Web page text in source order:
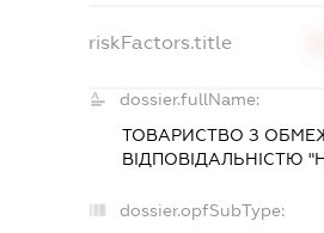
riskFactors.title
dossier.fullName:
ТОВАРИСТВО З
ВІДПОВІДАЛЬНІСТЮ
dossier.opfSubType: